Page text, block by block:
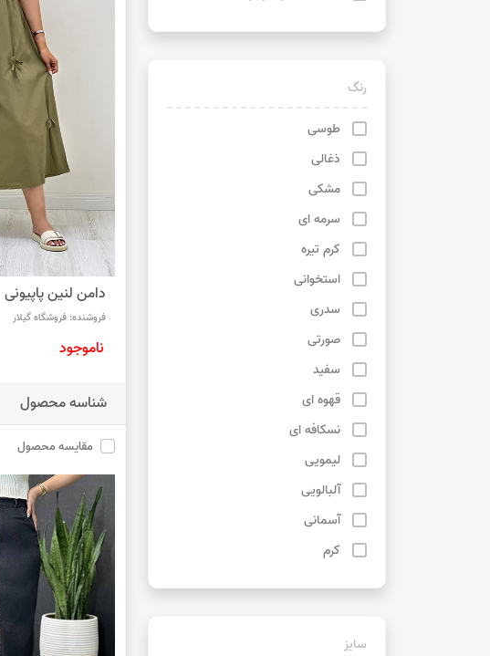
‌رنگ
طوسی
ذغالی
مشکی
سرمه ای
کرم تیره
استخوانی
سدری
صورتی
سفید
قهوه ای
نسکافه ای
لیمویی
آلبالویی
آسمانی
کرم
‌سایز
دامن لنین پاپیونی
فروشنده: فروشگاه گیلار
ناموجود
شناسه محصول
مقایسه محصول